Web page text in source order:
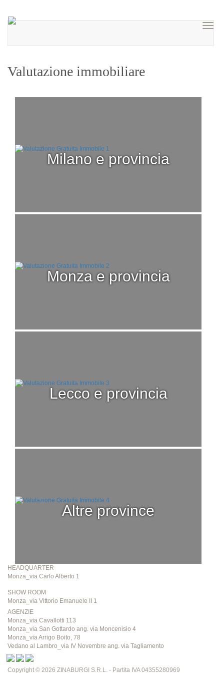
Valutazione immobiliare
milano e provincia
monza e provincia
lecco e provincia
altre province
HEADQUARTER
Monza_via Carlo Alberto 1
SHOW ROOM
Monza_via Vittorio Emanuele II 1
AGENZIE
Monza_via Cavallotti 113
Monza_via San Gottardo ang. via Moncenisio 4
Monza_via Arrigo Boito, 78
Vedano al Lambro_via IV Novembre ang. via Tagliamento
Copyright © 2026 ZINABURGI S.R.L. - Partita IVA 04355280969